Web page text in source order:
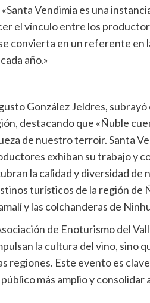
Vendimia es una
el vínculo entre los
convierta en un referente en
año.»
González Jeldres, subrayó
destacando que «Ñuble
de nuestro terroir. Santa
exhiban su trabajo y
la calidad y diversidad de
turísticos de la región de
y las colchanderas de
de Enoturismo del
la cultura del vino, sino
regiones. Este evento es
más amplio y consolidar